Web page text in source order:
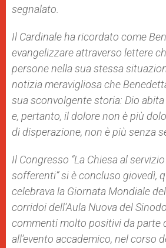
segnalato.
Il Cardinale ha ricordato come
evangelizzare attraverso lettere
persone nella sua stessa
notizia meravigliosa che
sua sconvolgente storia: Dio
e, pertanto, il dolore non è più
di disperazione, non è più senza
Il Congresso “La Chiesa al
sofferenti” si è concluso giovedì,
celebrava la Giornata Mondiale
corridoi dell’Aula Nuova del
commenti molto positivi da parte
all’evento accademico, nel corso